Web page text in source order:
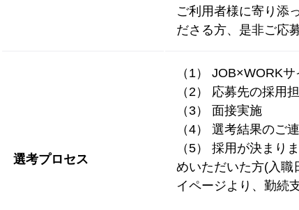
ご利用者様に寄り添
ださる方、是非ご応
選考プロセス
（1） JOB×WORK
（2） 応募先の採用
（3） 面接実施
（4） 選考結果のご
（5） 採用が決まり
めいただいた方(入職
イページより、勤続